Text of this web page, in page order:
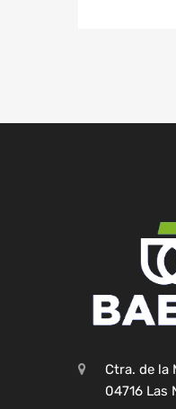
Ctra. de la
04716 Las